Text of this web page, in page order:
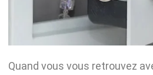
Quand vous vous retrouvez